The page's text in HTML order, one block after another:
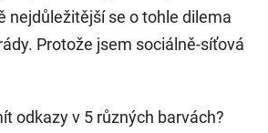
nejdůležitější se o tohle dilema
Protože jsem sociálně-síťová
odkazy v 5 různých barvách?